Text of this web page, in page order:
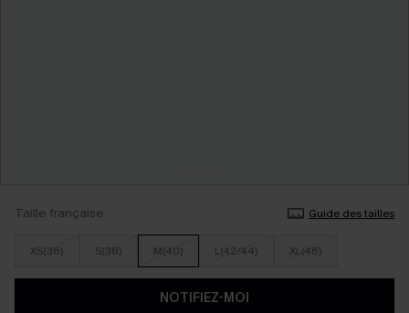
Taille française Guide des tailles
XS(36) S(38) M(40) L(42/44) XL(46)
NOTIFIEZ-MOI